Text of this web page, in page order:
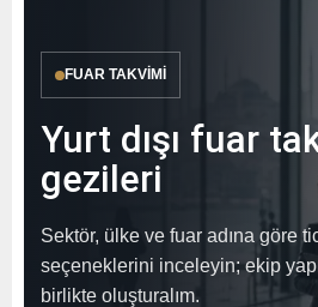
FUAR TAKVIMI
Yurt dışı fuar
gezileri
Sektör, ülke ve fuar adına göre
seçeneklerini inceleyin; ekip
birlikte oluşturalım.